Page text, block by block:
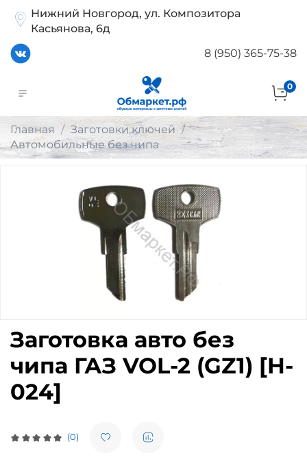
Нижний Новгород, ул. Композитора
Касьянова, 6д
8 (950) 365-75-38
0
Главная
Заготовки ключей
Автомобильные без чипа
(0)
Заготовка авто без
чипа ГАЗ VOL-2 (GZ1) [H-
024]